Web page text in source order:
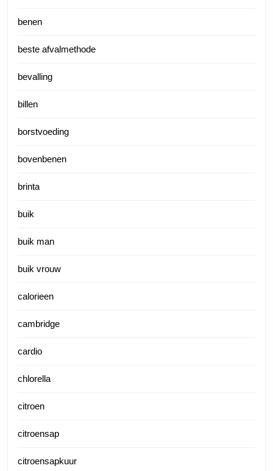
benen
beste afvalmethode
bevalling
billen
borstvoeding
bovenbenen
brinta
buik
buik man
buik vrouw
calorieen
cambridge
cardio
chlorella
citroen
citroensap
citroensapkuur